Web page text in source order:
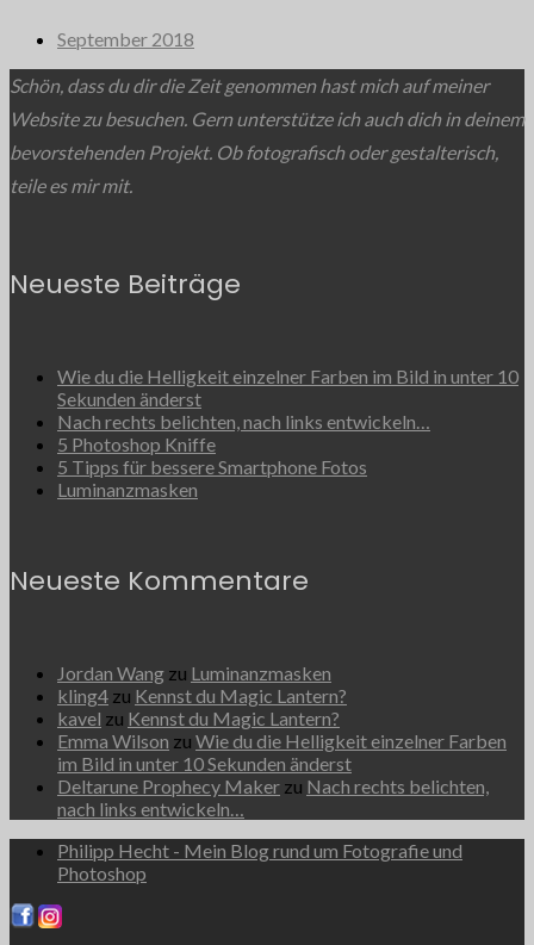
September 2018
Schön, dass du dir die Zeit genommen hast mich auf meiner
Website zu besuchen. Gern unterstütze ich auch dich in deinem
bevorstehenden Projekt. Ob fotografisch oder gestalterisch,
teile es mir mit.
Neueste Beiträge
Wie du die Helligkeit einzelner Farben im Bild in unter 10
Sekunden änderst
Nach rechts belichten, nach links entwickeln…
5 Photoshop Kniffe
5 Tipps für bessere Smartphone Fotos
Luminanzmasken
Neueste Kommentare
Jordan Wang zu Luminanzmasken
kling4 zu Kennst du Magic Lantern?
kavel zu Kennst du Magic Lantern?
Emma Wilson zu Wie du die Helligkeit einzelner Farben
im Bild in unter 10 Sekunden änderst
Deltarune Prophecy Maker zu Nach rechts belichten,
nach links entwickeln…
Philipp Hecht - Mein Blog rund um Fotografie und
Photoshop